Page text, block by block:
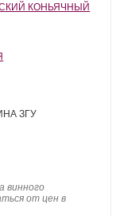
КОНЬЯЧНЫЙ
ЗГУ
винного
от цен в